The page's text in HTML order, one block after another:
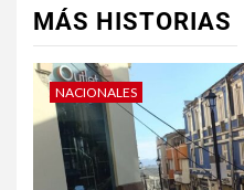
MÁS HISTORIAS
NACIONALES